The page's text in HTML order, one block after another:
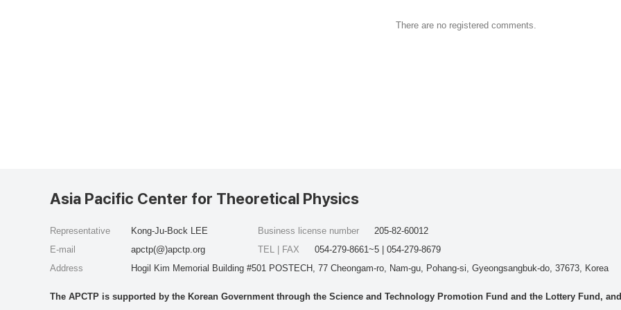
There are no registered comments.
Asia Pacific Center for Theoretical Physics
Representative
Kong-Ju-Bock LEE
E-mail
apctp(@)apctp.org
Address
Hogil Kim Memorial Building #501 POSTECH, 77 Cheongam-ro, Nam-gu, Pohang-si, Gyeongsangbuk-do, 37673, Korea
Business license number
205-82-60012
TEL | FAX
054-279-8661~5 | 054-279-8679
The APCTP is supported by the Korean Government through the Science and Technology Promotion Fund and the Lottery Fund,